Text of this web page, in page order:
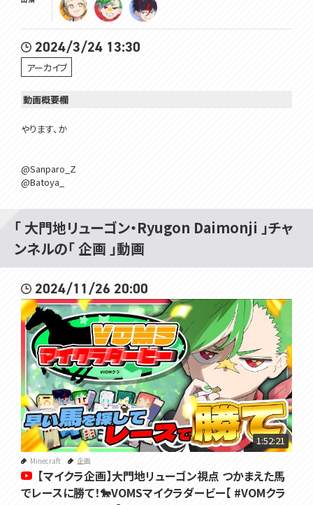
2024/3/24 13:30
アーカイブ
動画概要欄
やります、か
@Sanparo_Z
@Batoya_
「 大門地リューゴン・Ryugon Daimonji 」チャ
ンネルの「 企画 」動画
2024/11/26 20:00
1:52:21
Minecraft 企画
【マイクラ企画】大門地リューゴン視点 つかまえた馬
でレースに勝て！🐎VOMSマイクラダービー【 #VOMクラ